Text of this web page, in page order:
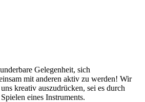
Gelegenheit, sich
mit anderen aktiv zu werden! Wir
kreativ auszudrücken, sei es durch
eines Instruments.